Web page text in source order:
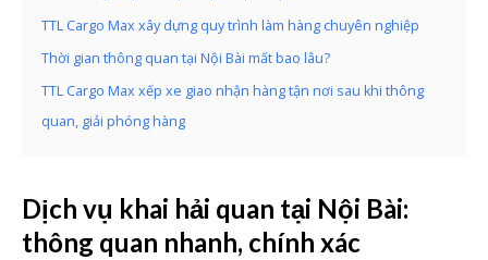
TTL Cargo Max xây dựng quy trình làm hàng chuyên nghiệp
Thời gian thông quan tại Nội Bài mất bao lâu?
TTL Cargo Max xếp xe giao nhận hàng tận nơi sau khi thông
quan, giải phóng hàng
Dịch vụ khai hải quan tại Nội Bài:
thông quan nhanh, chính xác